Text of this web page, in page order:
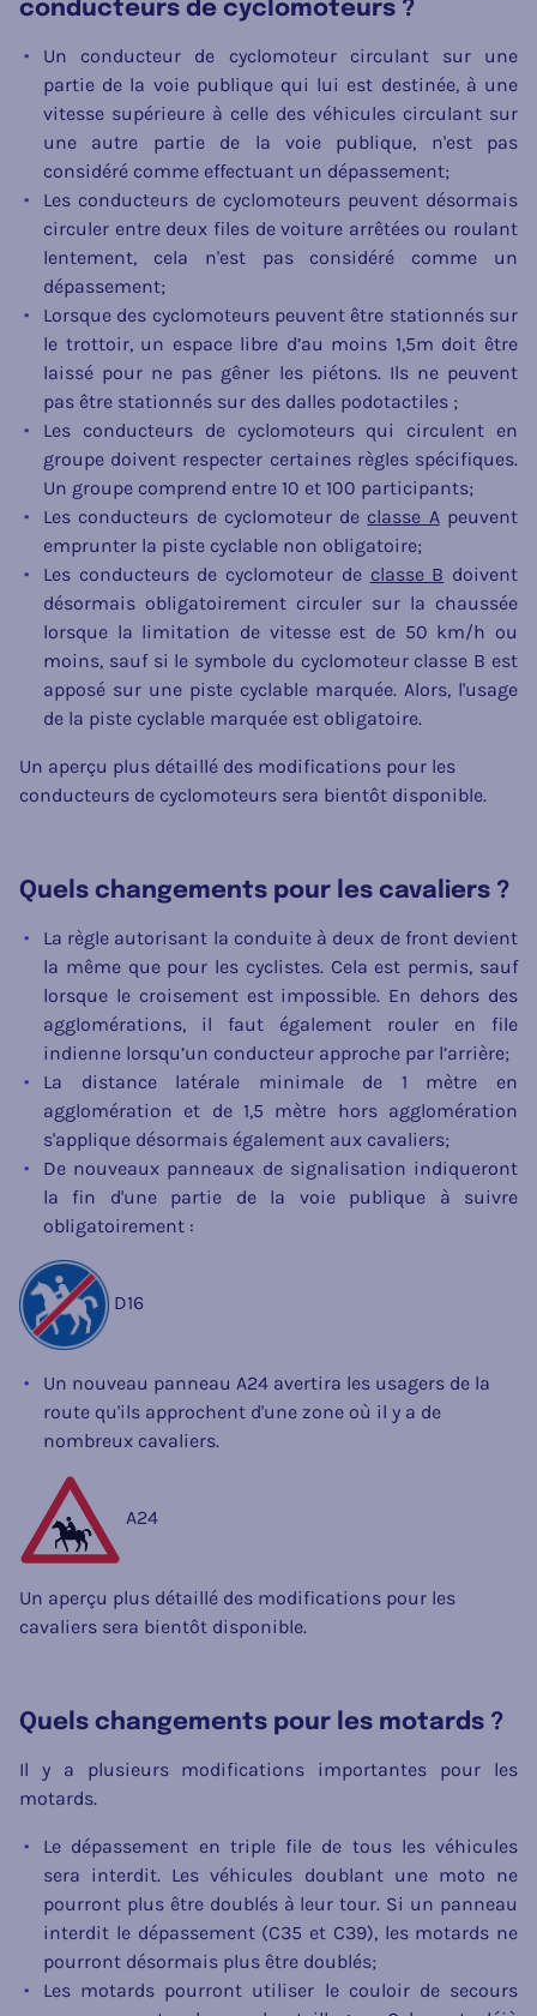
conducteurs de cyclomoteurs ?
Un conducteur de cyclomoteur circulant sur une
partie de la voie publique qui lui est destinée, à une
vitesse supérieure à celle des véhicules circulant sur
une autre partie de la voie publique, n'est pas
considéré comme effectuant un dépassement;
Les conducteurs de cyclomoteurs peuvent désormais
circuler entre deux files de voiture arrêtées ou roulant
lentement, cela n'est pas considéré comme un
dépassement;
Lorsque des cyclomoteurs peuvent être stationnés sur
le trottoir, un espace libre d’au moins 1,5m doit être
laissé pour ne pas gêner les piétons. Ils ne peuvent
pas être stationnés sur des dalles podotactiles ;
Les conducteurs de cyclomoteurs qui circulent en
groupe doivent respecter certaines règles spécifiques.
Un groupe comprend entre 10 et 100 participants;
Les conducteurs de cyclomoteur de classe Apeuvent
emprunter la piste cyclable non obligatoire;
Les conducteurs de cyclomoteur de classe B doivent
désormais obligatoirement circuler sur la chaussée
lorsque la limitation de vitesse est de 50 km/h ou
moins, sauf si le symbole du cyclomoteur classe B est
apposé sur une piste cyclable marquée. Alors, l'usage
de la piste cyclable marquée est obligatoire.
Un aperçu plus détaillé des modifications pour les
conducteurs de cyclomoteurs sera bientôt disponible.
Quels changements pour les cavaliers ?
La règle autorisant la conduite à deux de front devient
la même que pour les cyclistes. Cela est permis, sauf
lorsque le croisement est impossible. En dehors des
agglomérations, il faut également rouler en file
indienne lorsqu’un conducteur approche par l’arrière;
La distance latérale minimale de 1 mètre en
agglomération et de 1,5 mètre hors agglomération
s'applique désormais également aux cavaliers;
De nouveaux panneaux de signalisation indiqueront
la fin d'une partie de la voie publique à suivre
obligatoirement :
D16
Un nouveau panneau A24 avertira les usagers de la
route qu'ils approchent d'une zone où il y a de
nombreux cavaliers.
A24
Un aperçu plus détaillé des modifications pour les
cavaliers sera bientôt disponible.
Quels changements pour les motards ?
Il y a plusieurs modifications importantes pour les
motards.
Le dépassement en triple file de tous les véhicules
sera interdit. Les véhicules doublant une moto ne
pourront plus être doublés à leur tour. Si un panneau
interdit le dépassement (C35 et C39), les motards ne
pourront désormais plus être doublés;
Les motards pourront utiliser le couloir de secours